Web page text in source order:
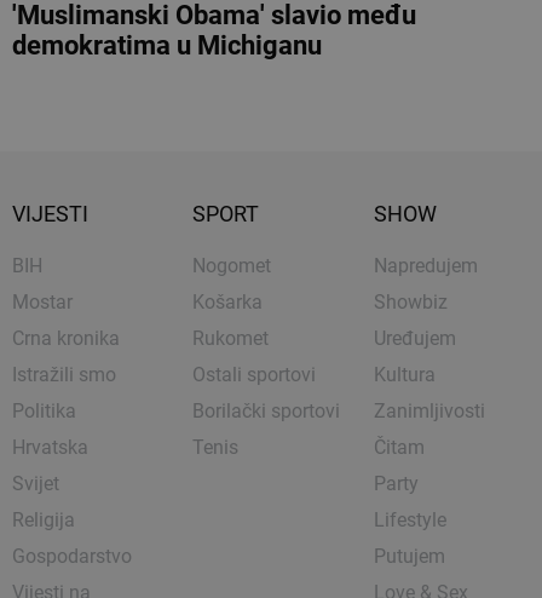
'Muslimanski Obama' slavio među
demokratima u Michiganu
VIJESTI
BIH
Mostar
Crna kronika
Istražili smo
Politika
Hrvatska
Svijet
Religija
Gospodarstvo
Vijesti na
SPORT
Nogomet
Košarka
Rukomet
Ostali sportovi
Borilački sportovi
Tenis
SHOW
Napredujem
Showbiz
Uređujem
Kultura
Zanimljivosti
Čitam
Party
Lifestyle
Putujem
Love & Sex